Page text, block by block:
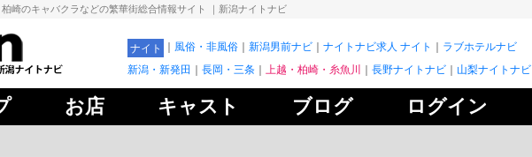
崎のキャバクラなどの繁華街総合情報サイト ｜新潟ナイトナビ
ナイト 風俗・非風俗 新潟男前ナビ ナイトナビ求人 ナイト
ラブホテルナビ
新潟・新発田
長岡・三条 上越・柏崎・糸魚川 長野ナイトナビ 山梨ナイトナビ
お店 キャスト ブログ ログイン